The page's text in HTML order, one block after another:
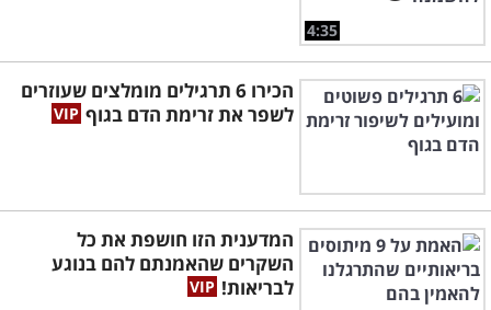
4:35
הכירו 6 תרגילים מומלצים שעוזרים
לשפר את זרימת הדם בגוף
המדענית הזו חושפת את כל
השקרים שהאמנתם להם בנוגע
לבריאות!